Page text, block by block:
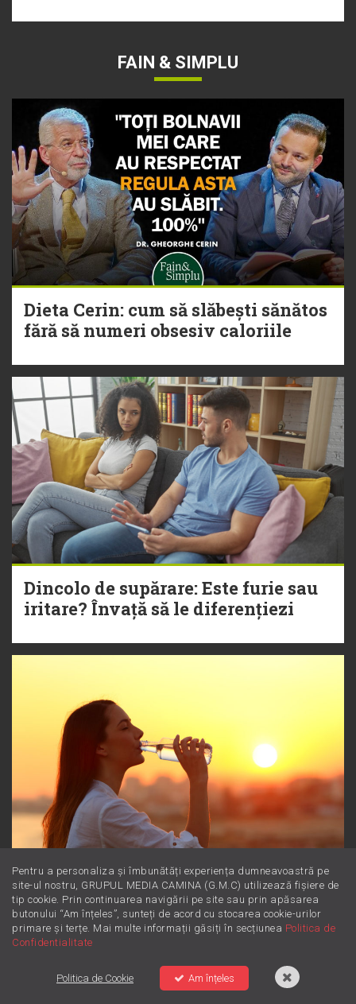
FAIN & SIMPLU
Dieta Cerin: cum să slăbești sănătos
fără să numeri obsesiv caloriile
Dincolo de supărare: Este furie sau
iritare? Învață să le diferențiezi
Magneziul: Minerala minune
pentru starea ta de bine
Reţeaua ZU
Contact
Pentru a personaliza și îmbunătăți experiența dumneavoastră pe
site-ul nostru, GRUPUL MEDIA CAMINA (G.M.C) utilizează fișiere de
tip cookie. Prin continuarea navigării pe site sau prin apăsarea
butonului “Am înțeles”, sunteți de acord cu stocarea cookie-urilor
primare și terțe. Mai multe informații găsiți în secțiunea Politica de
Confidentialitate
Politica de Cookie Am înțeles